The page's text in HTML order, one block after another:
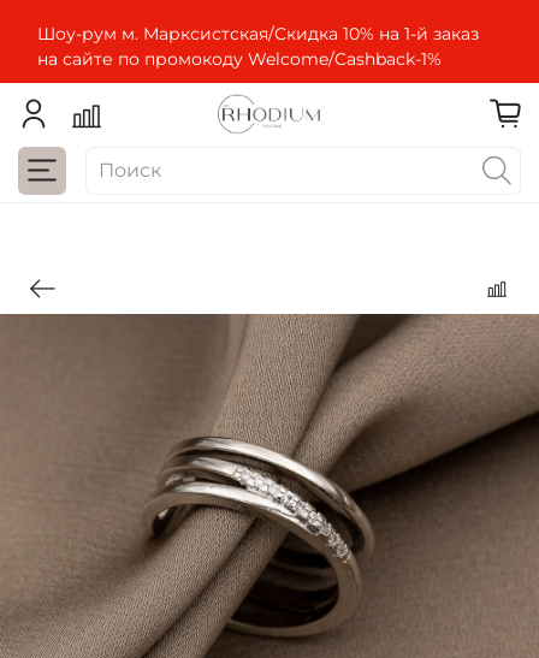
Шоу-рум м. Марксистская/Скидка 10% на 1-й заказ
на сайте по промокоду Welcome/Cashbaсk-1%